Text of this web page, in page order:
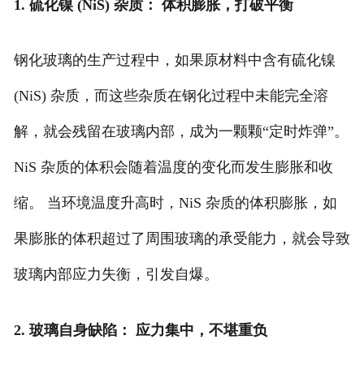
1. 硫化镍 (NiS) 杂质： 体积膨胀，打破平衡
钢化玻璃的生产过程中，如果原材料中含有硫化镍
(NiS) 杂质，而这些杂质在钢化过程中未能完全溶
解，就会残留在玻璃内部，成为一颗颗“定时炸弹”。
NiS 杂质的体积会随着温度的变化而发生膨胀和收
缩。 当环境温度升高时，NiS 杂质的体积膨胀，如
果膨胀的体积超过了周围玻璃的承受能力，就会导致
玻璃内部应力失衡，引发自爆。
2. 玻璃自身缺陷： 应力集中，不堪重负